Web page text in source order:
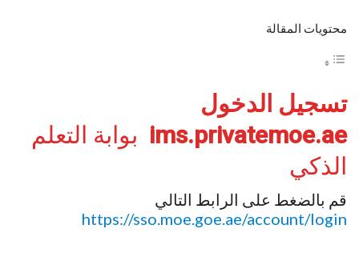
محتويات المقالة
تسجيل الدخول
ims.privatemoe.ae بوابة التعلم
الذكي
قم بالضغط على الرابط التالي
https://sso.moe.goe.ae/account/login